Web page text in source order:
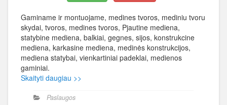
Gaminame ir montuojame, medines tvoros, mediniu tvoru
skydai, tvoros, medines tvoros, Pjautine mediena,
statybine mediena, balkiai, gegnes, sijos, konstrukcine
mediena, karkasine mediena, medinės konstrukcijos,
mediena statybai, vienkartiniai padeklai, medienos
gaminiai.
Skaityti daugiau >>
Paslaugos